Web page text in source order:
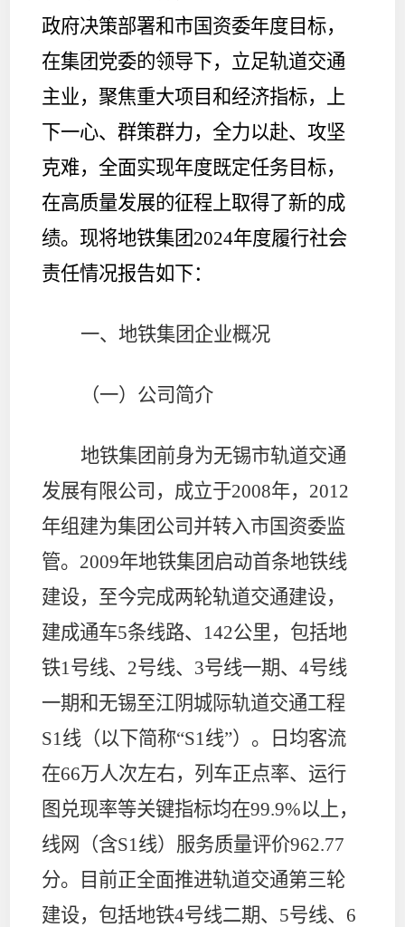
政府决策部署和市国资委年度目标，
在集团党委的领导下，立足轨道交通
主业，聚焦重大项目和经济指标，上
下一心、群策群力，全力以赴、攻坚
克难，全面实现年度既定任务目标，
在高质量发展的征程上取得了新的成
绩。现将地铁集团 2024年度履行社会
责任情况报告如下：
一、地铁集团企业概况
（一）公司简介
地铁集团前身为无锡市轨道交通
发展有限公司，成立于2008年， 2012
年组建为集团公司并转入市国资委监
管。 2009年地铁集团启动首条地铁线
建设，至今完成两轮轨道交通建设，
建成通车5条线路、 142公里，包括地
铁1 号线、 2号线、 3号线一期、 4号线
一期和无锡至江阴城际轨道交通工程
S1 线（以下简称“S1 线”）。日均客流
在66万人次左右，列车正点率、运行
图兑现率等关键指标均在99.9%以上，
线网（含S1 线）服务质量评价962.77
分。目前正全面推进轨道交通第三轮
建设，包括地铁4号线二期、 5号线、 6